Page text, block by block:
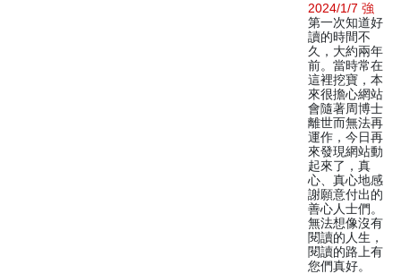
2024/1/7 強
第一次知道好
讀的時間不
久，大約兩年
前。當時常在
這裡挖寶，本
來很擔心網站
會隨著周博士
離世而無法再
運作，今日再
來發現網站動
起來了，真
心、真心地感
謝願意付出的
善心人士們。
無法想像沒有
閱讀的人生，
閱讀的路上有
您們真好。